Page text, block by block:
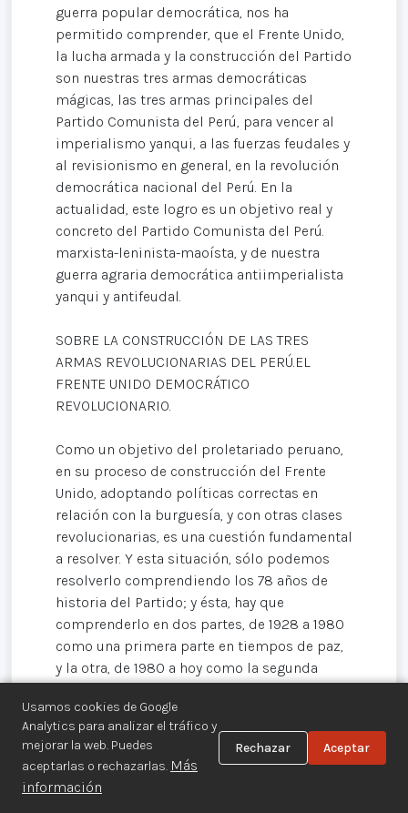
Usamos cookies de Google
Analytics para analizar el tráfico y
mejorar la web. Puedes
aceptarlas o rechazarlas. Más
información
Rechazar Aceptar
guerra popular democrática, nos ha
permitido comprender, que el Frente Unido,
la lucha armada y la construcción del Partido
son nuestras tres armas democráticas
mágicas, las tres armas principales del
Partido Comunista del Perú, para vencer al
imperialismo yanqui, a las fuerzas feudales y
al revisionismo en general, en la revolución
democrática nacional del Perú. En la
actualidad, este logro es un objetivo real y
concreto del Partido Comunista del Perú.
marxista-leninista-maoísta, y de nuestra
guerra agraria democrática antiimperialista
yanqui y antifeudal.
SOBRE LA CONSTRUCCIÓN DE LAS TRES
ARMAS REVOLUCIONARIAS DEL PERÚ.EL
FRENTE UNIDO DEMOCRÁTICO
REVOLUCIONARIO.
Como un objetivo del proletariado peruano,
en su proceso de construcción del Frente
Unido, adoptando políticas correctas en
relación con la burguesía, y con otras clases
revolucionarias, es una cuestión fundamental
a resolver. Y esta situación, sólo podemos
resolverlo comprendiendo los 78 años de
historia del Partido; y ésta, hay que
comprenderlo en dos partes, de 1928 a 1980
como una primera parte en tiempos de paz,
y la otra, de 1980 a hoy como la segunda
Principalmente la segunda parte, es lo que
hoy determina la construcción y
consolidación del Frente Unido Democrático,
la lucha armada democrática y del Partido.